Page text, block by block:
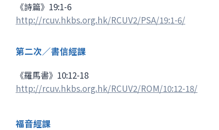
《詩篇》19:1-6
http://rcuv.hkbs.org.hk/RCUV2/PSA/19:1-6/
第二次／書信經課
《羅馬書》10:12-18
http://rcuv.hkbs.org.hk/RCUV2/ROM/10:12-18/
福音經課